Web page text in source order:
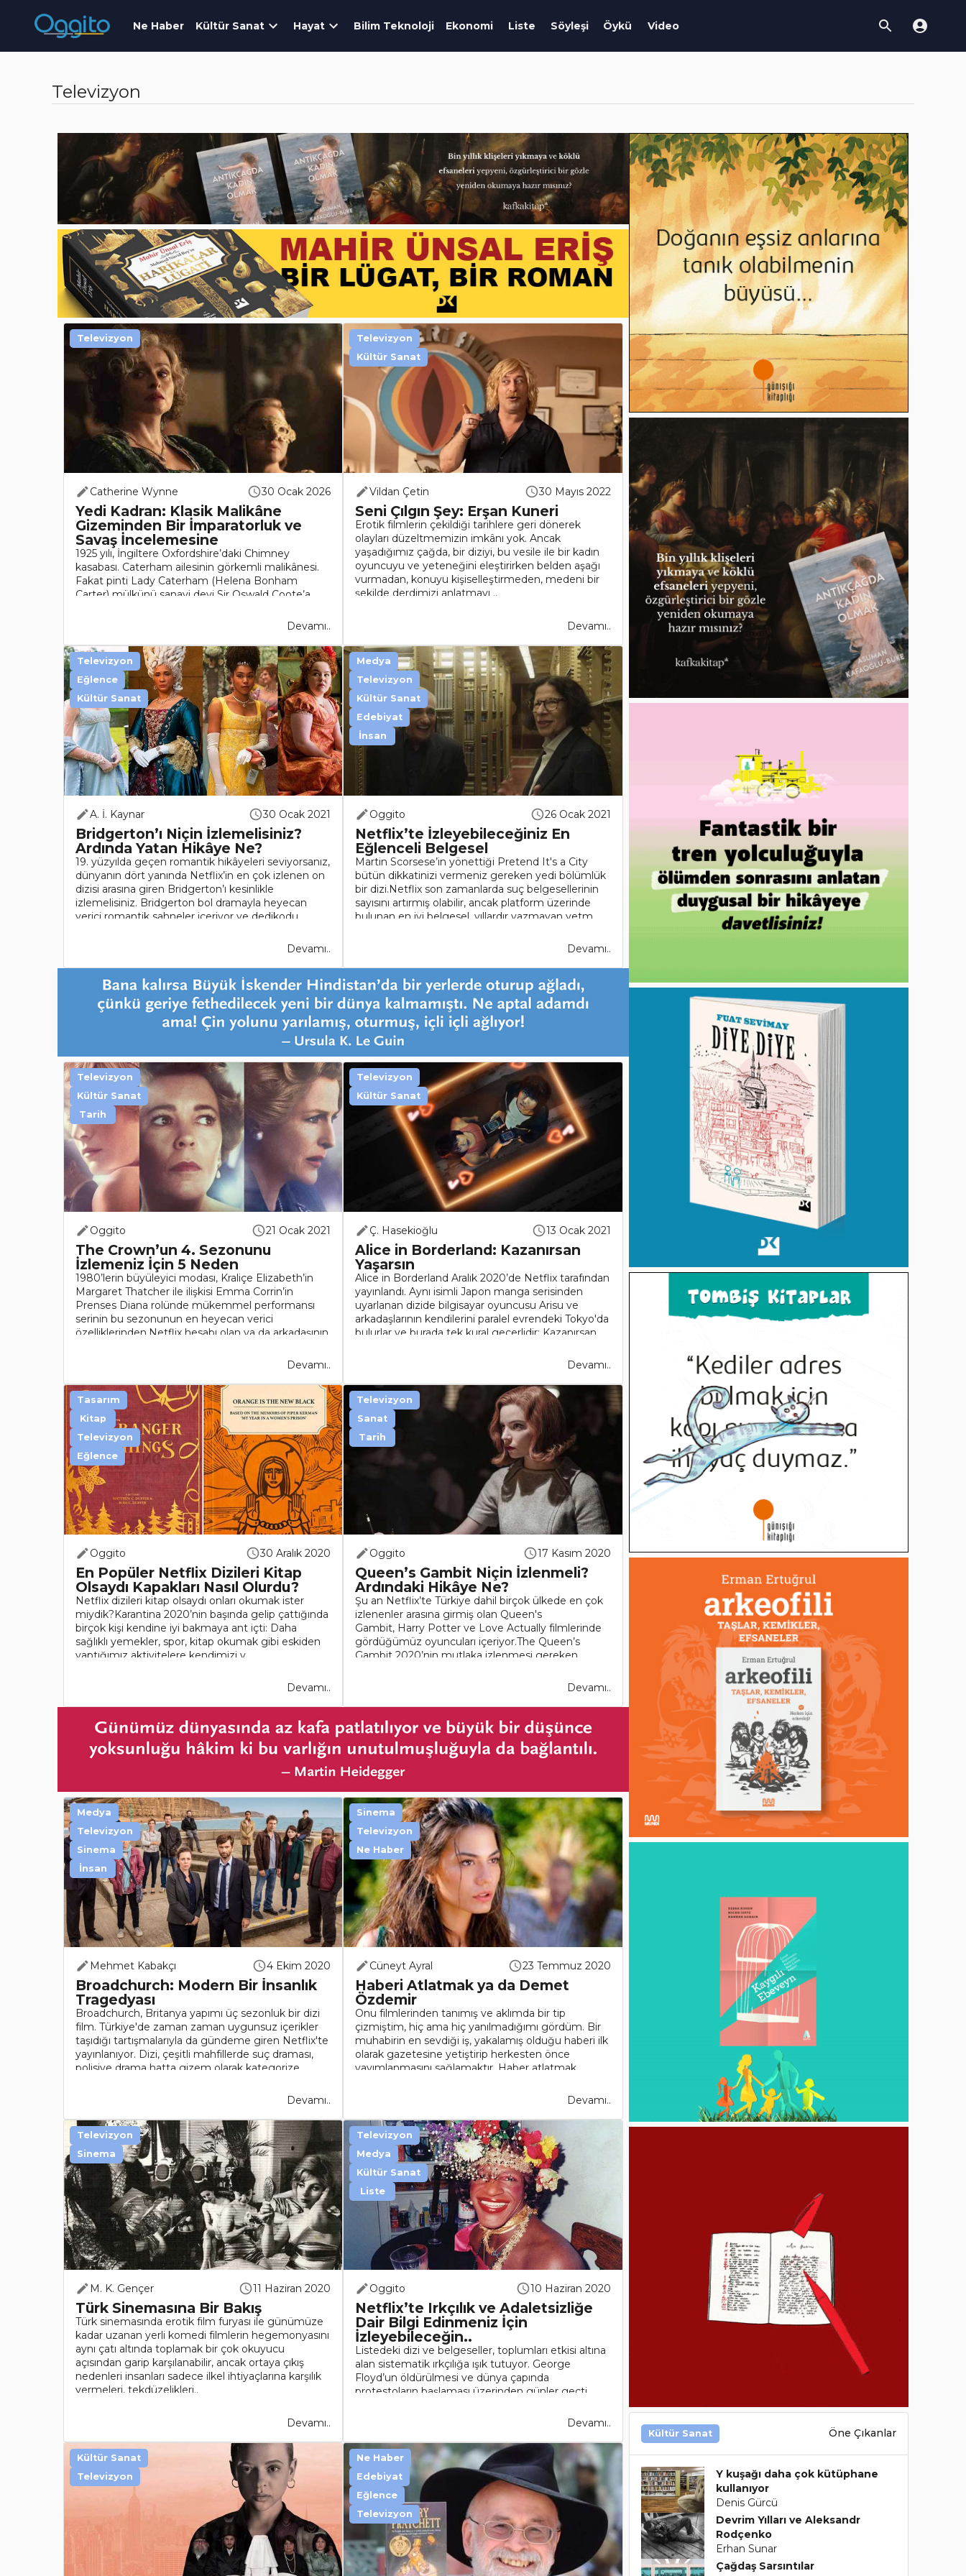
Ne Haber Kültür Sanat Hayat Bilim Teknoloji Ekonomi Liste Söyleşi Öykü Video
Televizyon
Catherine Wynne 30 Ocak 2026
Yedi Kadran: Klasik Malikâne
Gizeminden Bir İmparatorluk ve
Savaş İncelemesine
1925 yılı, İngiltere Oxfordshire’daki Chimney
kasabası. Caterham ailesinin görkemli malikânesi.
Fakat pinti Lady Caterham (Helena Bonham
Carter) mülkünü sanayi devi Sir Oswald Coote’a
Devamı..
Televizyon
Vildan Çetin 30 Mayıs 2022
Seni Çılgın Şey: Erşan Kuneri
Erotik filmlerin çekildiği tarihlere geri dönerek
olayları düzeltmemizin imkânı yok. Ancak
yaşadığımız çağda, bir diziyi, bu vesile ile bir kadın
oyuncuyu ve yeteneğini eleştirirken belden aşağı
vurmadan, konuyu kişiselleştirmeden, medeni bir
şekilde derdimizi anlatmayı ..
Devamı..
Televizyon
Kültür Sanat
A. İ. Kaynar 30 Ocak 2021
Bridgerton’ı Niçin İzlemelisiniz?
Ardında Yatan Hikâye Ne?
19. yüzyılda geçen romantik hikâyeleri seviyorsanız,
dünyanın dört yanında Netflix’in en çok izlenen on
dizisi arasına giren Bridgerton’ı kesinlikle
izlemelisiniz. Bridgerton bol dramayla heyecan
verici romantik sahneler içeriyor ve dedikodu ..
Devamı..
Televizyon
Eğlence
Kültür Sanat
Oggito 26 Ocak 2021
Netflix’te İzleyebileceğiniz En
Eğlenceli Belgesel
Martin Scorsese’in yönettiği Pretend It's a City
bütün dikkatinizi vermeniz gereken yedi bölümlük
bir dizi.Netflix son zamanlarda suç belgesellerinin
sayısını artırmış olabilir, ancak platform üzerinde
bulunan en iyi belgesel, yıllardır yazmayan yetm..
Devamı..
Medya
Televizyon
Kültür Sanat
Edebiyat
İnsan
Oggito 21 Ocak 2021
The Crown’un 4. Sezonunu
İzlemeniz İçin 5 Neden
1980’lerin büyüleyici modası, Kraliçe Elizabeth’in
Margaret Thatcher ile ilişkisi Emma Corrin’in
Prenses Diana rolünde mükemmel performansı
serinin bu sezonunun en heyecan verici
özelliklerinden.Netflix hesabı olan ya da arkadaşının,
Devamı..
Televizyon
Kültür Sanat
Tarih
Ç. Hasekioğlu 13 Ocak 2021
Alice in Borderland: Kazanırsan
Yaşarsın
Alice in Borderland Aralık 2020’de Netflix tarafından
yayınlandı. Aynı isimli Japon manga serisinden
uyarlanan dizide bilgisayar oyuncusu Arisu ve
arkadaşlarının kendilerini paralel evrendeki Tokyo'da
bulurlar ve burada tek kural geçerlidir: Kazanırsan
Devamı..
Televizyon
Kültür Sanat
Oggito 30 Aralık 2020
En Popüler Netflix Dizileri Kitap
Olsaydı Kapakları Nasıl Olurdu?
Netflix dizileri kitap olsaydı onları okumak ister
miydik?Karantina 2020’nin başında gelip çattığında
birçok kişi kendine iyi bakmaya ant içti: Daha
sağlıklı yemekler, spor, kitap okumak gibi eskiden
yaptığımız aktivitelere kendimizi v..
Devamı..
Tasarım
Kitap
Televizyon
Eğlence
Oggito 17 Kasım 2020
Queen’s Gambit Niçin İzlenmeli?
Ardındaki Hikâye Ne?
Şu an Netflix’te Türkiye dahil birçok ülkede en çok
izlenenler arasına girmiş olan Queen's
Gambit, Harry Potter ve Love Actually filmlerinde
gördüğümüz oyuncuları içeriyor.The Queen’s
Gambit 2020’nin mutlaka izlenmesi gereken
Devamı..
Televizyon
Sanat
Tarih
Mehmet Kabakçı 4 Ekim 2020
Broadchurch: Modern Bir İnsanlık
Tragedyası
Broadchurch, Britanya yapımı üç sezonluk bir dizi
film. Türkiye'de zaman zaman uygunsuz içerikler
taşıdığı tartışmalarıyla da gündeme giren Netflix'te
yayınlanıyor. Dizi, çeşitli mahfillerde suç draması,
polisiye drama hatta gizem olarak kategorize
Devamı..
Medya
Televizyon
Sinema
İnsan
Cüneyt Ayral 23 Temmuz 2020
Haberi Atlatmak ya da Demet
Özdemir
Onu filmlerinden tanımış ve aklımda bir tip
çizmiştim, hiç ama hiç yanılmadığımı gördüm. Bir
muhabirin en sevdiği iş, yakalamış olduğu haberi ilk
olarak gazetesine yetiştirip herkesten önce
yayımlanmasını sağlamaktır. Haber atlatmak
Devamı..
Sinema
Televizyon
Ne Haber
M. K. Gençer 11 Haziran 2020
Türk Sinemasına Bir Bakış
Türk sinemasında erotik film furyası ile günümüze
kadar uzanan yerli komedi filmlerin hegemonyasını
aynı çatı altında toplamak bir çok okuyucu
açısından garip karşılanabilir, ancak ortaya çıkış
nedenleri insanları sadece ilkel ihtiyaçlarına karşılık
vermeleri, tekdüzelikleri..
Devamı..
Televizyon
Sinema
Oggito 10 Haziran 2020
Netflix’te Irkçılık ve Adaletsizliğe
Dair Bilgi Edinmeniz İçin
İzleyebileceğin..
Listedeki dizi ve belgeseller, toplumları etkisi altına
alan sistematik ırkçılığa ışık tutuyor. George
Floyd’un öldürülmesi ve dünya çapında
protestoların başlaması üzerinden günler geçti.
Devamı..
Televizyon
Medya
Kültür Sanat
Liste
Kültür Sanat
Televizyon
Ne Haber
Edebiyat
Eğlence
Televizyon
Kültür Sanat Öne Çıkanlar
Y kuşağı daha çok kütüphane
kullanıyor
Denis Gürcü
Devrim Yılları ve Aleksandr
Rodçenko
Erhan Sunar
Çağdaş Sarsıntılar